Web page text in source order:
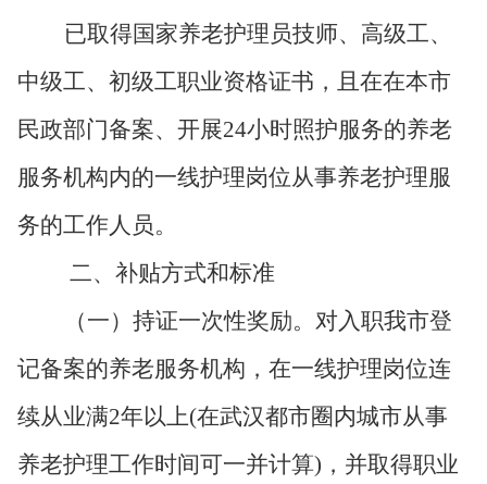
已取得国家养老护理员技师、高级工、
中级工、初级工职业资格证书，且在在本市
民政部门备案、开展24小时照护服务的养老
服务机构内的一线护理岗位从事养老护理服
务的工作人员。
二、补贴方式和标准
（一）持证一次性奖励。对入职我市登
记备案的养老服务机构，在一线护理岗位连
续从业满2年以上(在武汉都市圈内城市从事
养老护理工作时间可一并计算)，并取得职业